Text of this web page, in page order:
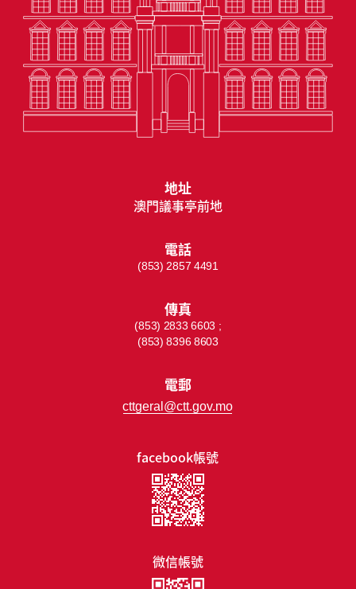
facebook帳號
微信帳號
地址
澳門議事亭前地
電話
(853) 2857 4491
傳真
(853) 2833 6603 ;
(853) 8396 8603
電郵
cttgeral@ctt.gov.mo